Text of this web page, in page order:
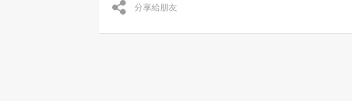
分享給朋友